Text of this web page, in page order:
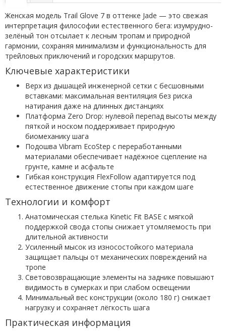
Женская модель Trail Glove 7 в оттенке Jade — это свежая
интерпретация философии естественного бега: изумрудно-
зелёный тон отсылает к лесным тропам и природной
гармонии, сохраняя минимализм и функциональность для
трейловых приключений и городских маршрутов.
Ключевые характеристики
Верх из дышащей инженерной сетки с бесшовными
вставками: максимальная вентиляция без риска
натирания даже на длинных дистанциях
Платформа Zero Drop: нулевой перепад высоты между
пяткой и носком поддерживает природную
биомеханику шага
Подошва Vibram EcoStep с переработанными
материалами обеспечивает надёжное сцепление на
грунте, камне и асфальте
Гибкая конструкция FlexFollow адаптируется под
естественное движение стопы при каждом шаге
Технологии и комфорт
Анатомическая стелька Kinetic Fit BASE с мягкой
поддержкой свода стопы снижает утомляемость при
длительной активности
Усиленный мысок из износостойкого материала
защищает пальцы от механических повреждений на
тропе
Световозвращающие элементы на заднике повышают
видимость в сумерках и при слабом освещении
Минимальный вес конструкции (около 180 г) снижает
нагрузку и сохраняет лёгкость шага
Практическая информация